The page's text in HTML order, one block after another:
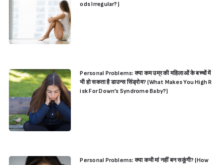
ods Irregular?)
Personal Problems: क्या कम उम्र की महिलाओं के बच्चों में
भी हो सकता है डाउन्स सिंड्रोम? (What Makes You High R
isk For Down’s Syndrome Baby?)
Personal Problems: क्या कभी मां नहीं बन सकूंगी? (How